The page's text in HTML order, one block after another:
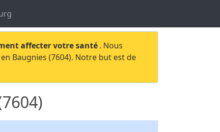
affecter votre santé. Nous
Baugnies (7604). Notre but est de